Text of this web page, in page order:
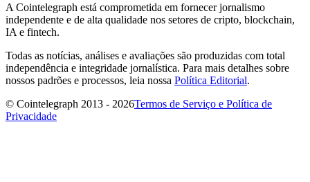
A Cointelegraph está comprometida em fornecer jornalismo
independente e de alta qualidade nos setores de cripto, blockchain,
IA e fintech.
Todas as notícias, análises e avaliações são produzidas com total
independência e integridade jornalística. Para mais detalhes sobre
nossos padrões e processos, leia nossa Política Editorial.
© Cointelegraph 2013 - 2026Termos de Serviço e Política de
Privacidade